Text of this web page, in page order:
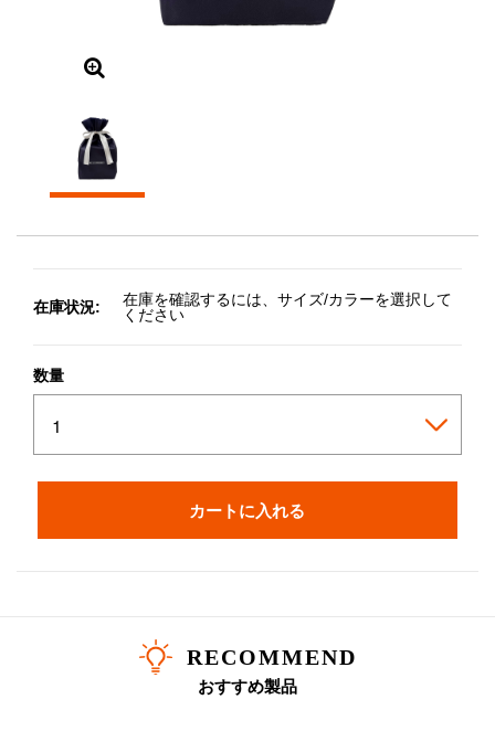
在庫状況:
在庫を確認するには、サイズ/カラーを選択して
ください
数量
カートに入れる
RECOMMEND
おすすめ製品